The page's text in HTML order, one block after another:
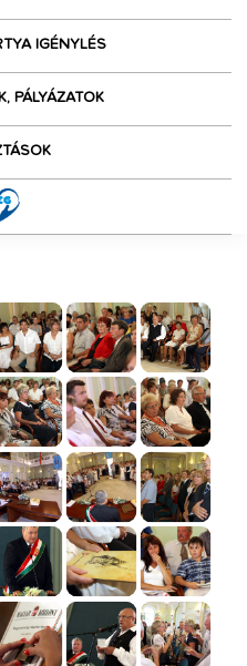
IGÉNYLÉS
PÁLYÁZATOK